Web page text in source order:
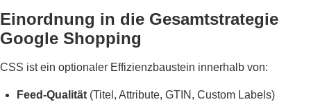
Einordnung in die Gesamtstrategie
Google Shopping
CSS ist ein optionaler Effizienzbaustein innerhalb von:
Feed-Qualität (Titel, Attribute, GTIN, Custom Labels)